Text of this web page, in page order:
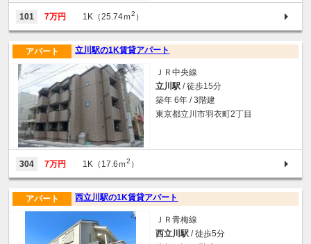
101 7万円 1K（25.74ｍ2 ）
立川駅の1K賃貸アパート
アパート
ＪＲ中央線
立川駅 / 徒歩15分
築年 6年 / 3階建
東京都立川市羽衣町2丁目
304 7万円 1K（17.6ｍ2 ）
西立川駅の1K賃貸アパート
アパート
ＪＲ青梅線
西立川駅 / 徒歩5分